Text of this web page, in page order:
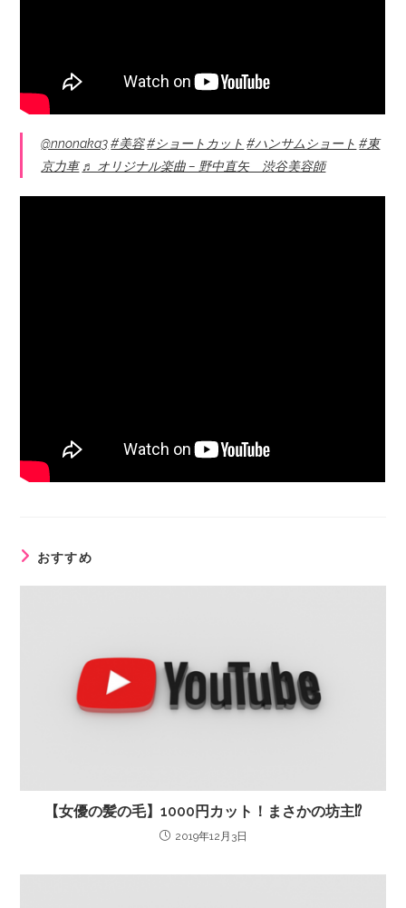
@nnonaka3 #美容#ショートカット #ハンサムショート #東
京力車 ♬ オリジナル楽曲 – 野中直矢 渋谷美容師
おすすめ
【女優の髪の毛】1000円カット！まさかの坊主⁉
2019年12月3日